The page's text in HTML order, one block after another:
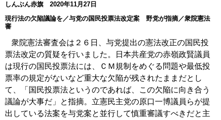
しんぶん赤旗 2020年11月27日
現行法の欠陥議論を／与党の国民投票法改定案 野党が指摘／衆院憲法
審
衆院憲法審査会は２６日、与党提出の憲法改正の国民投
票法改定の質疑を行いました。日本共産党の赤嶺政賢議員
は現行の国民投票法には、ＣＭ規制をめぐる問題や最低投
票率の規定がないなど重大な欠陥が残されたままだとし
て、「国民投票法というのであれば、この欠陥に向き合う
議論が大事だ」と指摘。立憲民主党の原口一博議員らが提
出している法案を与党案と並行して慎重審議すべきだと主